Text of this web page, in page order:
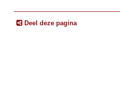
Deel deze pagina